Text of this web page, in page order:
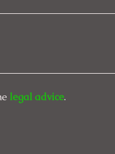
legal advice.